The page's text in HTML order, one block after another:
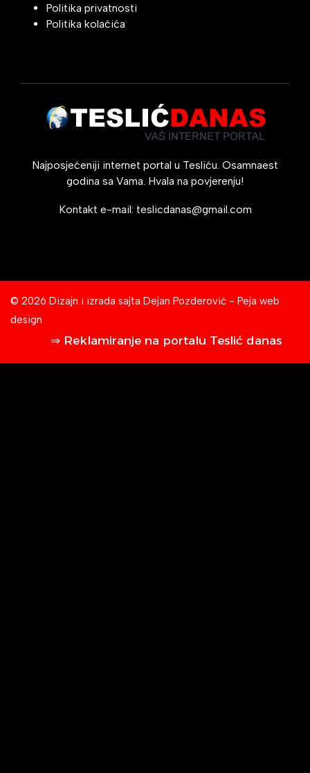
Politika privatnosti
Politika kolačića
Najposjećeniji internet portal u Tesliću. Osamnaest
godina sa Vama. Hvala na povjerenju!
Kontakt e-mail: teslicdanas@gmail.com
© 2026 Dizajn i izrada sajta Dejan Pozderović - Peja web
design
⇒ Reklamiranje na portalu Teslić danas